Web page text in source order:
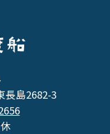
長島2682-3